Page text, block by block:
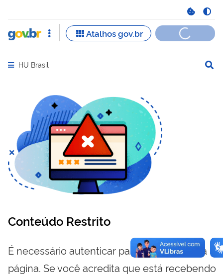
Abrir menu principal de navegação
HU Brasil
Conteúdo Restrito
É necessário autenticar para visualizar essa
página. Se você acredita que está recebendo